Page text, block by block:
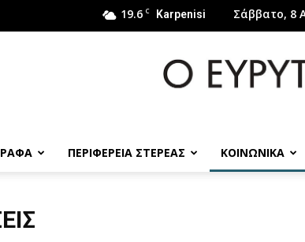
19.6 C Karpenisi Σάββατο, 8
ΠΕΡΙΦΕΡΕΙΑ ΣΤΕΡΕΑΣ ΚΟΙΝΩΝΙΚΑ